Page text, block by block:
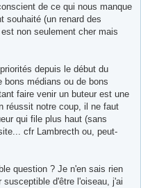
de ce qui nous manque
souhaité (un renard des
non seulement cher mais
depuis le début du
médians ou de bons
faire venir un buteur est une
réussit notre coup, il ne faut
qui file plus haut (sans
cfr Lambrecth ou, peut-
question ? Je n'en sais rien
d'être l'oiseau, j'ai